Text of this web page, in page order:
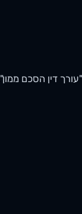
דין הסכם